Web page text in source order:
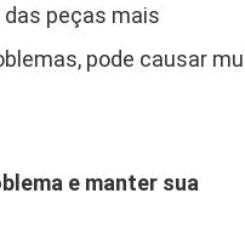
das peças mais
pode causar
e manter sua